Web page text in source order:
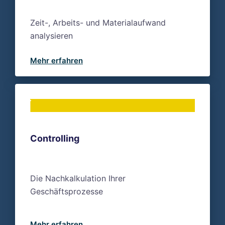
Zeit-, Arbeits- und Materialaufwand
analysieren
Mehr erfahren
Controlling
Die Nachkalkulation Ihrer
Geschäftsprozesse